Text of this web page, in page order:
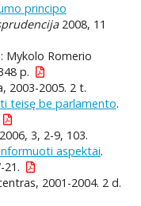
principo
2008, 11
Mykolo Romerio
p.
2003-2005. 2 t.
teisę be parlamento.
3, 2-9, 103.
aspektai.
21.
2001-2004. 2 d.